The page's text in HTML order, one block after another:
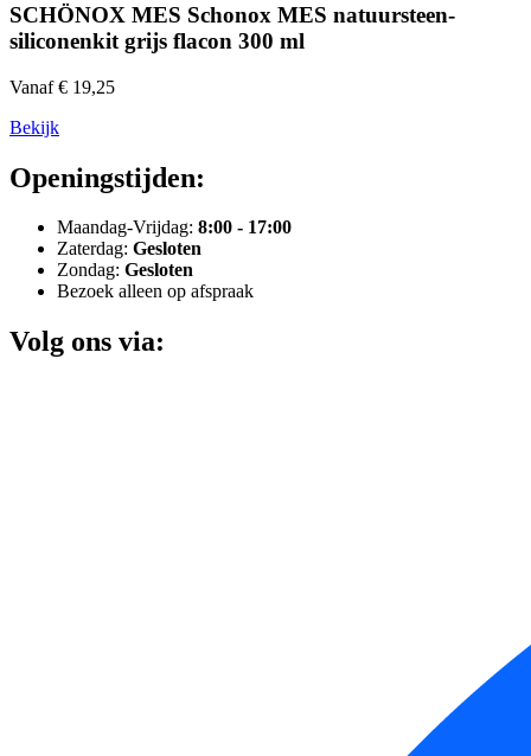
SCHÖNOX MES Schonox MES natuursteen-
siliconenkit grijs flacon 300 ml
Vanaf € 19,25
Bekijk
Openingstijden:
Maandag-Vrijdag: 8:00 - 17:00
Zaterdag: Gesloten
Zondag: Gesloten
Bezoek alleen op afspraak
Volg ons via: